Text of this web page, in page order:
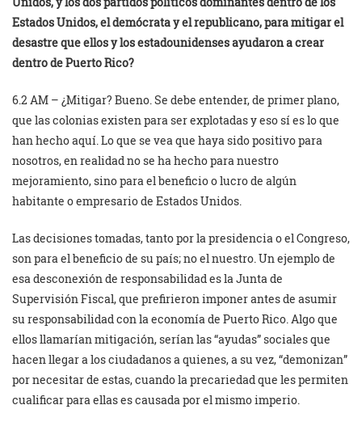
Estados Unidos, el demócrata y el republicano, para mitigar el
desastre que ellos y los estadounidenses ayudaron a crear
dentro de Puerto Rico?
6.2 AM – ¿Mitigar? Bueno. Se debe entender, de primer plano,
que las colonias existen para ser explotadas y eso sí es lo que
han hecho aquí. Lo que se vea que haya sido positivo para
nosotros, en realidad no se ha hecho para nuestro
mejoramiento, sino para el beneficio o lucro de algún
habitante o empresario de Estados Unidos.
Las decisiones tomadas, tanto por la presidencia o el Congreso,
son para el beneficio de su país; no el nuestro. Un ejemplo de
esa desconexión de responsabilidad es la Junta de
Supervisión Fiscal, que prefirieron imponer antes de asumir
su responsabilidad con la economía de Puerto Rico. Algo que
ellos llamarían mitigación, serían las “ayudas” sociales que
hacen llegar a los ciudadanos a quienes, a su vez, “demonizan”
por necesitar de estas, cuando la precariedad que les permiten
cualificar para ellas es causada por el mismo imperio.